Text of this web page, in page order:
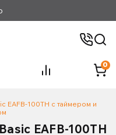
0
EAFB-100TH с таймером и
EAFB-100TH